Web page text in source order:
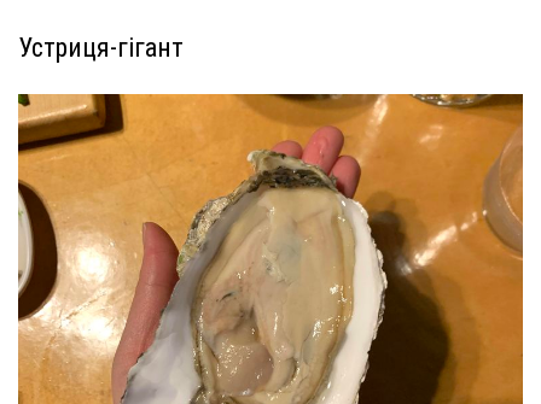
Устриця-гігант